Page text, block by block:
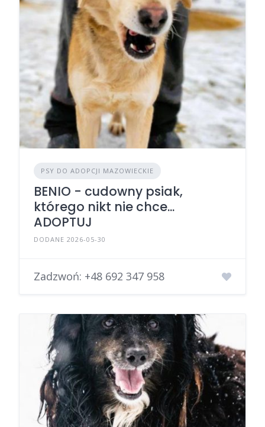
PSY DO ADOPCJI MAZOWIECKIE
BENIO - cudowny psiak,
którego nikt nie chce...
ADOPTUJ
DODANE 2026-05-30
Zadzwoń: +48 692 347 958